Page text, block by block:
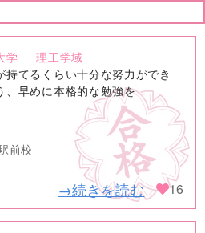
学
理工学域
持てるくらい十分な努力ができ
、早めに本格的な勉強を
前校
→続きを読む 16